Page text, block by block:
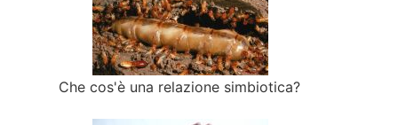
Che cos'è una relazione simbiotica?